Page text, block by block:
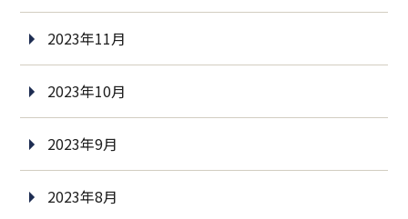
2023年11月
2023年10月
2023年9月
2023年8月